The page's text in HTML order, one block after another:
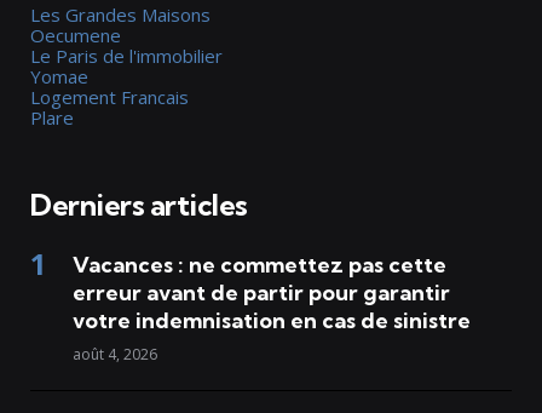
Les Grandes Maisons
Oecumene
Le Paris de l'immobilier
Yomae
Logement Francais
Plare
Derniers articles
Vacances : ne commettez pas cette
erreur avant de partir pour garantir
votre indemnisation en cas de sinistre
août 4, 2026